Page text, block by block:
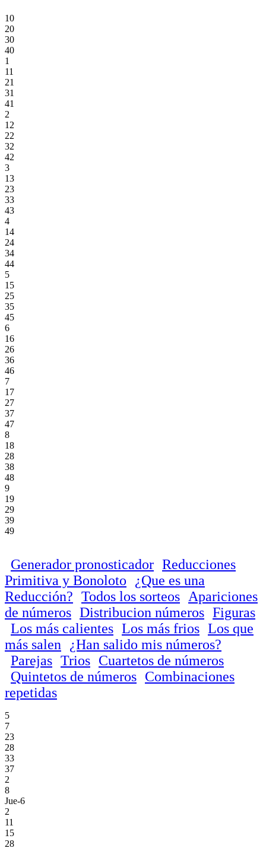
10
20
30
40
1
11
21
31
41
2
12
22
32
42
3
13
23
33
43
4
14
24
34
44
5
15
25
35
45
6
16
26
36
46
7
17
27
37
47
8
18
28
38
48
9
19
29
39
49
Generador pronosticador Reducciones
Primitiva y Bonoloto
¿Que es una
Reducción? Todos los sorteos
Apariciones
de números Distribucion números Figuras
Los más calientes Los más frios Los que
más salen
¿Han salido mis números?
Parejas Trios Cuartetos de números
Quintetos de números Combinaciones
repetidas
5
7
23
28
33
37
2
8
Jue-6
2
11
15
28